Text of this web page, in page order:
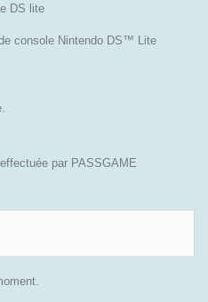
DS lite
console Nintendo DS™ Lite
par PASSGAME